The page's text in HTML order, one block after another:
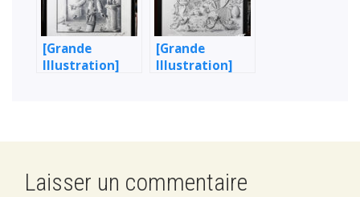
[Grande
Illustration]
[Grande
Illustration]
Laisser un commentaire